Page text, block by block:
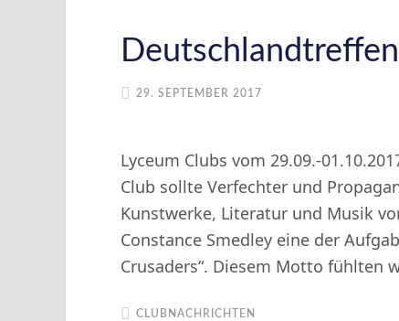
Deutschlandtreffen
29. SEPTEMBER 2017
Lyceum Clubs vom 29.09.-
Club sollte Verfechter und
Kunstwerke, Literatur und Musik
Constance Smedley eine der
Crusaders“. Diesem Motto fühlten
CLUBNACHRICHTEN